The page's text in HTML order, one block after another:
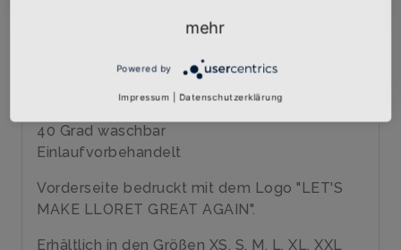
Qualitäts-Girly-Shirt mit hochwertigem
Marke: B&C
40 Grad waschbar
Einlaufvorbehandelt
Vorderseite bedruckt mit dem Logo "LET'S
MAKE LLORET GREAT AGAIN".
Erhältlich in den Größen XS, S, M, L, XL, XXL
mehr
Powered by
Impressum Datenschutzerklärung